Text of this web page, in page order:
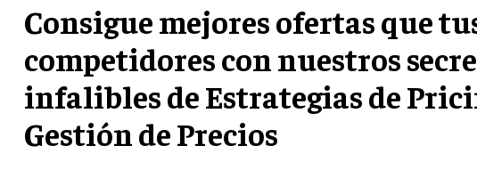
Consigue mejores ofertas que
competidores con nuestros
infalibles de Estrategias de
Gestión de Precios